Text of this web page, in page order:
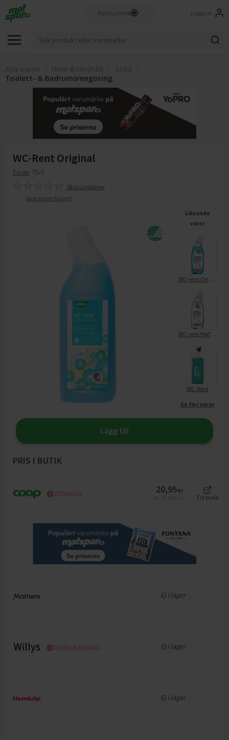
Logga in
Toalett- & Badrumsrengöring
WC-Rent Original
Coop 75cl
Skriv omdöme
Spara som favorit
Liknande
varor
WC-rent Original
WC-rent Parfymfri
WC-Rent
Se fler varor
Lägg till
PRIS I BUTIK
Webbpriser 20,95 kr
Till butik
Ej i lager
Butiks- & Webbpris Ej i lager
Ej i lager